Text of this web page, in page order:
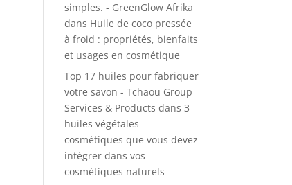
simples. - GreenGlow Afrika
dans Huile de coco pressée
à froid : propriétés, bienfaits
et usages en cosmétique
Top 17 huiles pour fabriquer
votre savon - Tchaou Group
Services & Products dans3
huiles végétales
cosmétiques que vous devez
intégrer dans vos
cosmétiques naturels